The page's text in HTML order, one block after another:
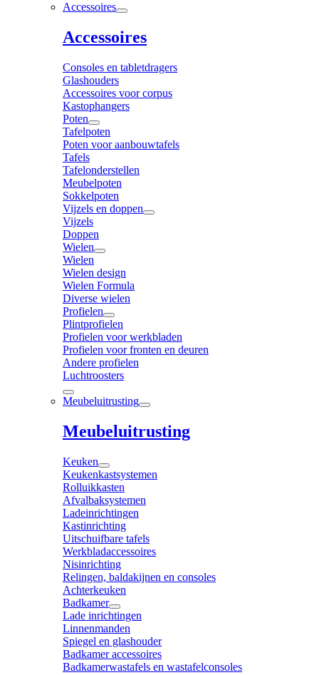
Accessoires
Accessoires
Consoles en tabletdragers
Glashouders
Accessoires voor corpus
Kastophangers
Poten
Tafelpoten
Poten voor aanbouwtafels
Tafels
Tafelonderstellen
Meubelpoten
Sokkelpoten
Vijzels en doppen
Vijzels
Doppen
Wielen
Wielen
Wielen design
Wielen Formula
Diverse wielen
Profielen
Plintprofielen
Profielen voor werkbladen
Profielen voor fronten en deuren
Andere profielen
Luchtroosters
Meubeluitrusting
Meubeluitrusting
Keuken
Keukenkastsystemen
Rolluikkasten
Afvalbaksystemen
Ladeinrichtingen
Kastinrichting
Uitschuifbare tafels
Werkbladaccessoires
Nisinrichting
Relingen, baldakijnen en consoles
Achterkeuken
Badkamer
Lade inrichtingen
Linnenmanden
Spiegel en glashouder
Badkamer accessoires
Badkamerwastafels en wastafelconsoles